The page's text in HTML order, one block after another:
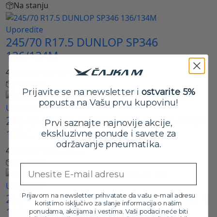
Na stanju
Uporedite
245/70 R17.5 DUNLOP SP346
136/134M
43,499.00 sa PDV-om
Uporedite
205/65 R17.5 Continental Conti HTR2+
133G 16PR
41,399.00
Na stanju
Uporedite
265/70 R19.5 MATADOR THR5 TRAILER
143
Prijavite se na newsletter i ostvarite 5%
popusta na Vašu prvu kupovinu!
Prvi saznajte najnovije akcije,
ekskluzivne ponude i savete za
održavanje pneumatika.
Prijavom na newsletter prihvatate da vašu e-mail adresu
koristimo isključivo za slanje informacija o našim
ponudama, akcijama i vestima. Vaši podaci neće biti